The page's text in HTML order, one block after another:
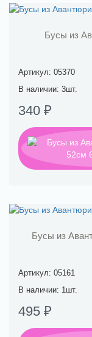
Бусы из
Артикул: 05370
В наличии: 3шт.
340 ₽
Бусы из
Артикул: 05161
В наличии: 1шт.
495 ₽